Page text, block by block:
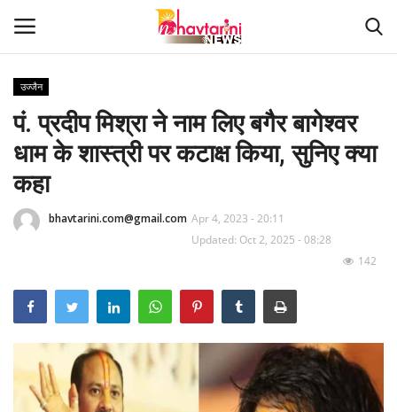
Home
संपर्क करें
Contact
देश
दुनिया
मध्य प्रदेश
उज्जैन
पं. प्रदीप मिश्रा ने नाम लिए बगैर बागेश्वर
धाम के शास्त्री पर कटाक्ष किया, सुनिए क्या
कहा
bhavtarini.com@gmail.com Apr 4, 2023 - 20:11
Updated: Oct 2, 2025 - 08:28
142